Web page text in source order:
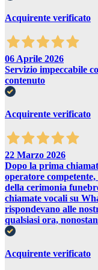
Acquirente verificato
06 Aprile 2026
Servizio impeccabile
contenuto
Acquirente verificato
22 Marzo 2026
Dopo la prima
operatore
della cerimonia
chiamate vocali su
rispondevano alle
qualsiasi ora,
Acquirente verificato